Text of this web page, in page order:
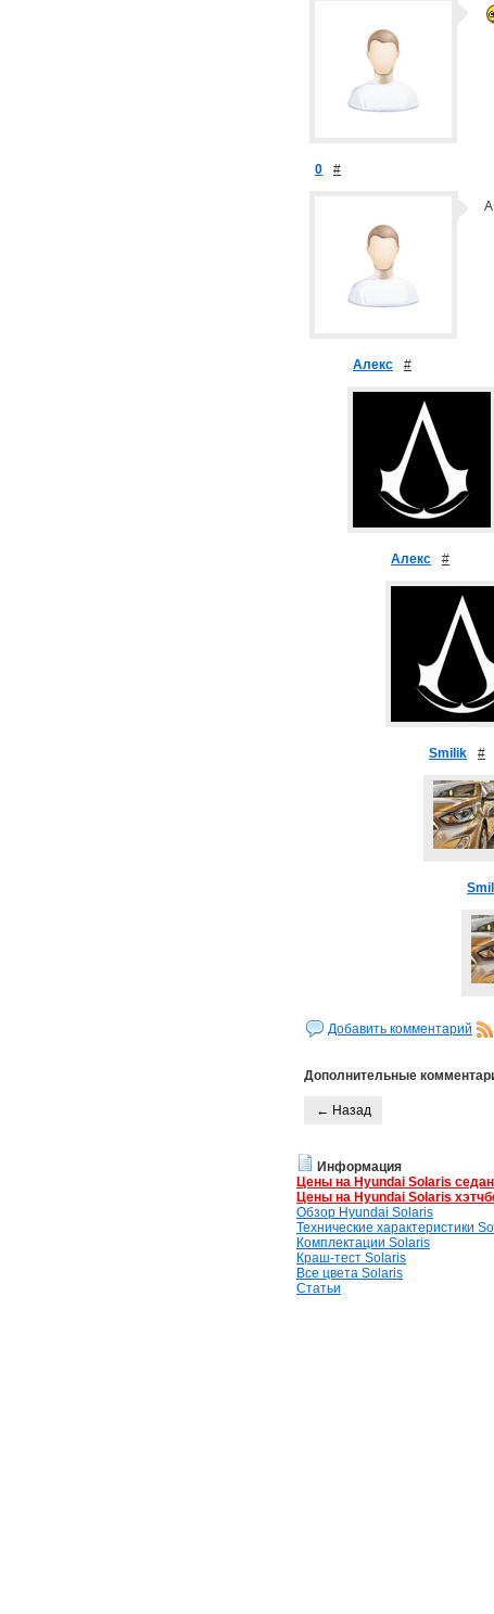
0 #
А
Алекс #
Алекс #
Smilik #
Добавить комментарий
Дополнительные
← Назад
Информация
Цены на Hyundai Solaris седан
Цены на Hyundai Solaris
Обзор Hyundai Solaris
Технические характеристики
Комплектации Solaris
Краш-тест Solaris
Все цвета Solaris
Статьи